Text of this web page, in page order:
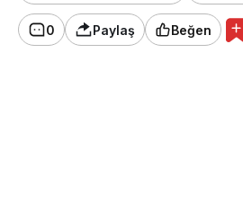
0 Paylaş Beğen